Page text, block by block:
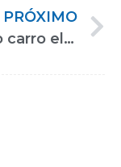
PRÓXIMO
Primeiro carro elétrico é desenvolvido para cadeirantes